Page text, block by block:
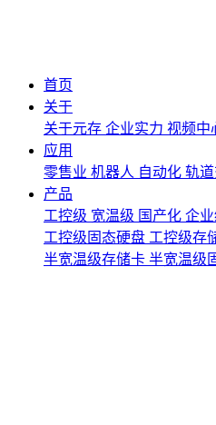
首页
关于
关于元存 企业实力 视频中
应用
零售业 机器人 自动化 轨
产品
工控级 宽温级 国产化 企
工控级固态硬盘 工控级存
半宽温级存储卡 半宽温级